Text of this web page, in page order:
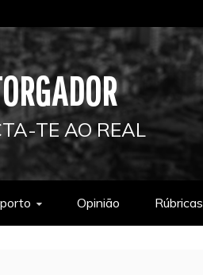
TE AO REAL
Opinião Rúbricas